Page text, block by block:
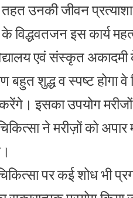
उनकी जीवन
इस कार्य
एवं संस्कृत
शुद्ध व स्पष्ट होगा वे
इसका उपयोग
ने मरीज़ों को अपार
पर कई शोध भी